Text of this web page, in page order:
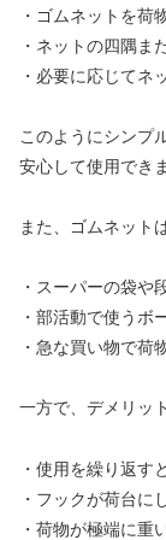
・ゴムネットを荷
・ネットの四隅ま
・必要に応じてネ
このようにシンプ
安心して使用でき
また、ゴムネット
・スーパーの袋や
・部活動で使うボ
・急な買い物で荷
一方で、デメリッ
・使用を繰り返す
・フックが荷台に
・荷物が極端に重